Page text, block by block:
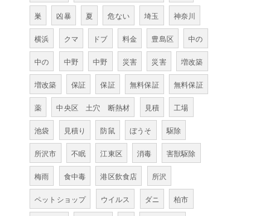
巣 凶暴 夏 危ない 埼玉 神奈川
横浜 クマ ドブ 料金 豊島区 中の
中の 中野 中野 災害 災害 増改築
増改築 保証 保証 無料保証 無料保証
薬 中央区 土穴 断熱材 見積 工場
池袋 見積り 防鼠 ぼうそ 駆除
所沢市 不眠 江東区 消毒 害獣駆除
梅雨 食中毒 港区飲食店 所沢
ペットショップ ウイルス ダニ 柏市